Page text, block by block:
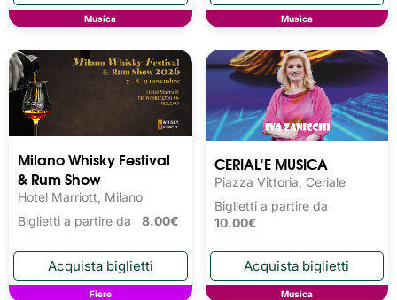
Musica Musica
Milano Whisky Festival
& Rum Show
Hotel Marriott, Milano
Biglietti a partire da 8.00€
Fiere
CERIAL'E MUSICA
Piazza Vittoria, Ceriale
Biglietti a partire da
10.00€
Musica